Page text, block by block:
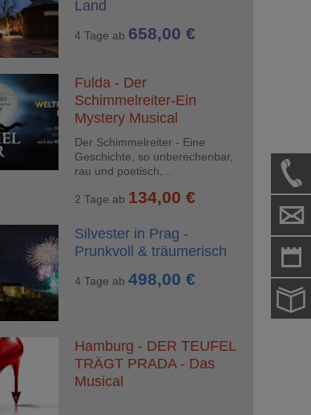
Land
4 Tage ab 658,00 €
Fulda - Der
Schimmelreiter-Ein
Mystery Musical
Der Schimmelreiter - Eine
Geschichte, so unberechenbar,
rau und poetisch,...
2 Tage ab 134,00 €
Silvester in Prag -
Prunkvoll & träumerisch
4 Tage ab 498,00 €
Hamburg - DER TEUFEL
TRÄGT PRADA - Das
Musical